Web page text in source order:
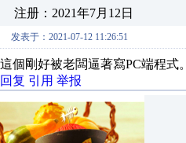
注册：2021年7月12日
发表于：2021-07-12 11:26:51
這個剛好被老闆逼著寫PC端程式。
回复 引用 举报